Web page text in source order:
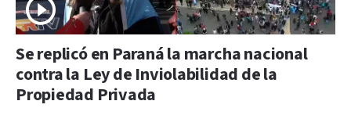
Se replicó en Paraná la marcha nacional
contra la Ley de Inviolabilidad de la
Propiedad Privada